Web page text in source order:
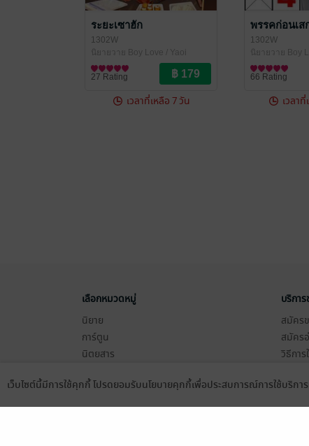
ระยะเซาฮัก
1302W
นิยายวาย Boy Love / Yaoi
27 Rating
เวลาที่เหลือ 7 วัน
พรรคก่อนเส
1302W
นิยายวาย Boy
66 Rating
เวลา
เลือกหมวดหมู่
นิยาย
การ์ตูน
นิตยสาร
หนังสือเสียง
บุฟเฟต์
บริกา
สมัคร
สมัคร
วิธีการ
Gift
เว็บไซต์นี้มีการใช้คุกกี้ โปรดยอมรับนโยบายคุกกี้เพื่อประสบการณ์การใช้บ